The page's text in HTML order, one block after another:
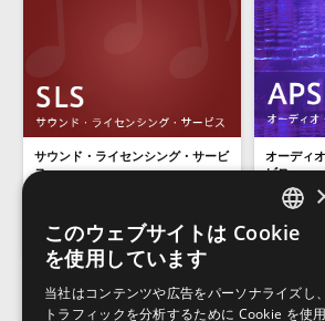
サウンド・ライセンシング・サービ
ス
す。
オーディ
ビス
昔の映像
ボーカル
処理、承り
ENGLISH
このウェブサイトは Cookie
を使用しています
当社はコンテンツや広告をパーソナライズし、
トラフィックを分析するために Cookie を使用